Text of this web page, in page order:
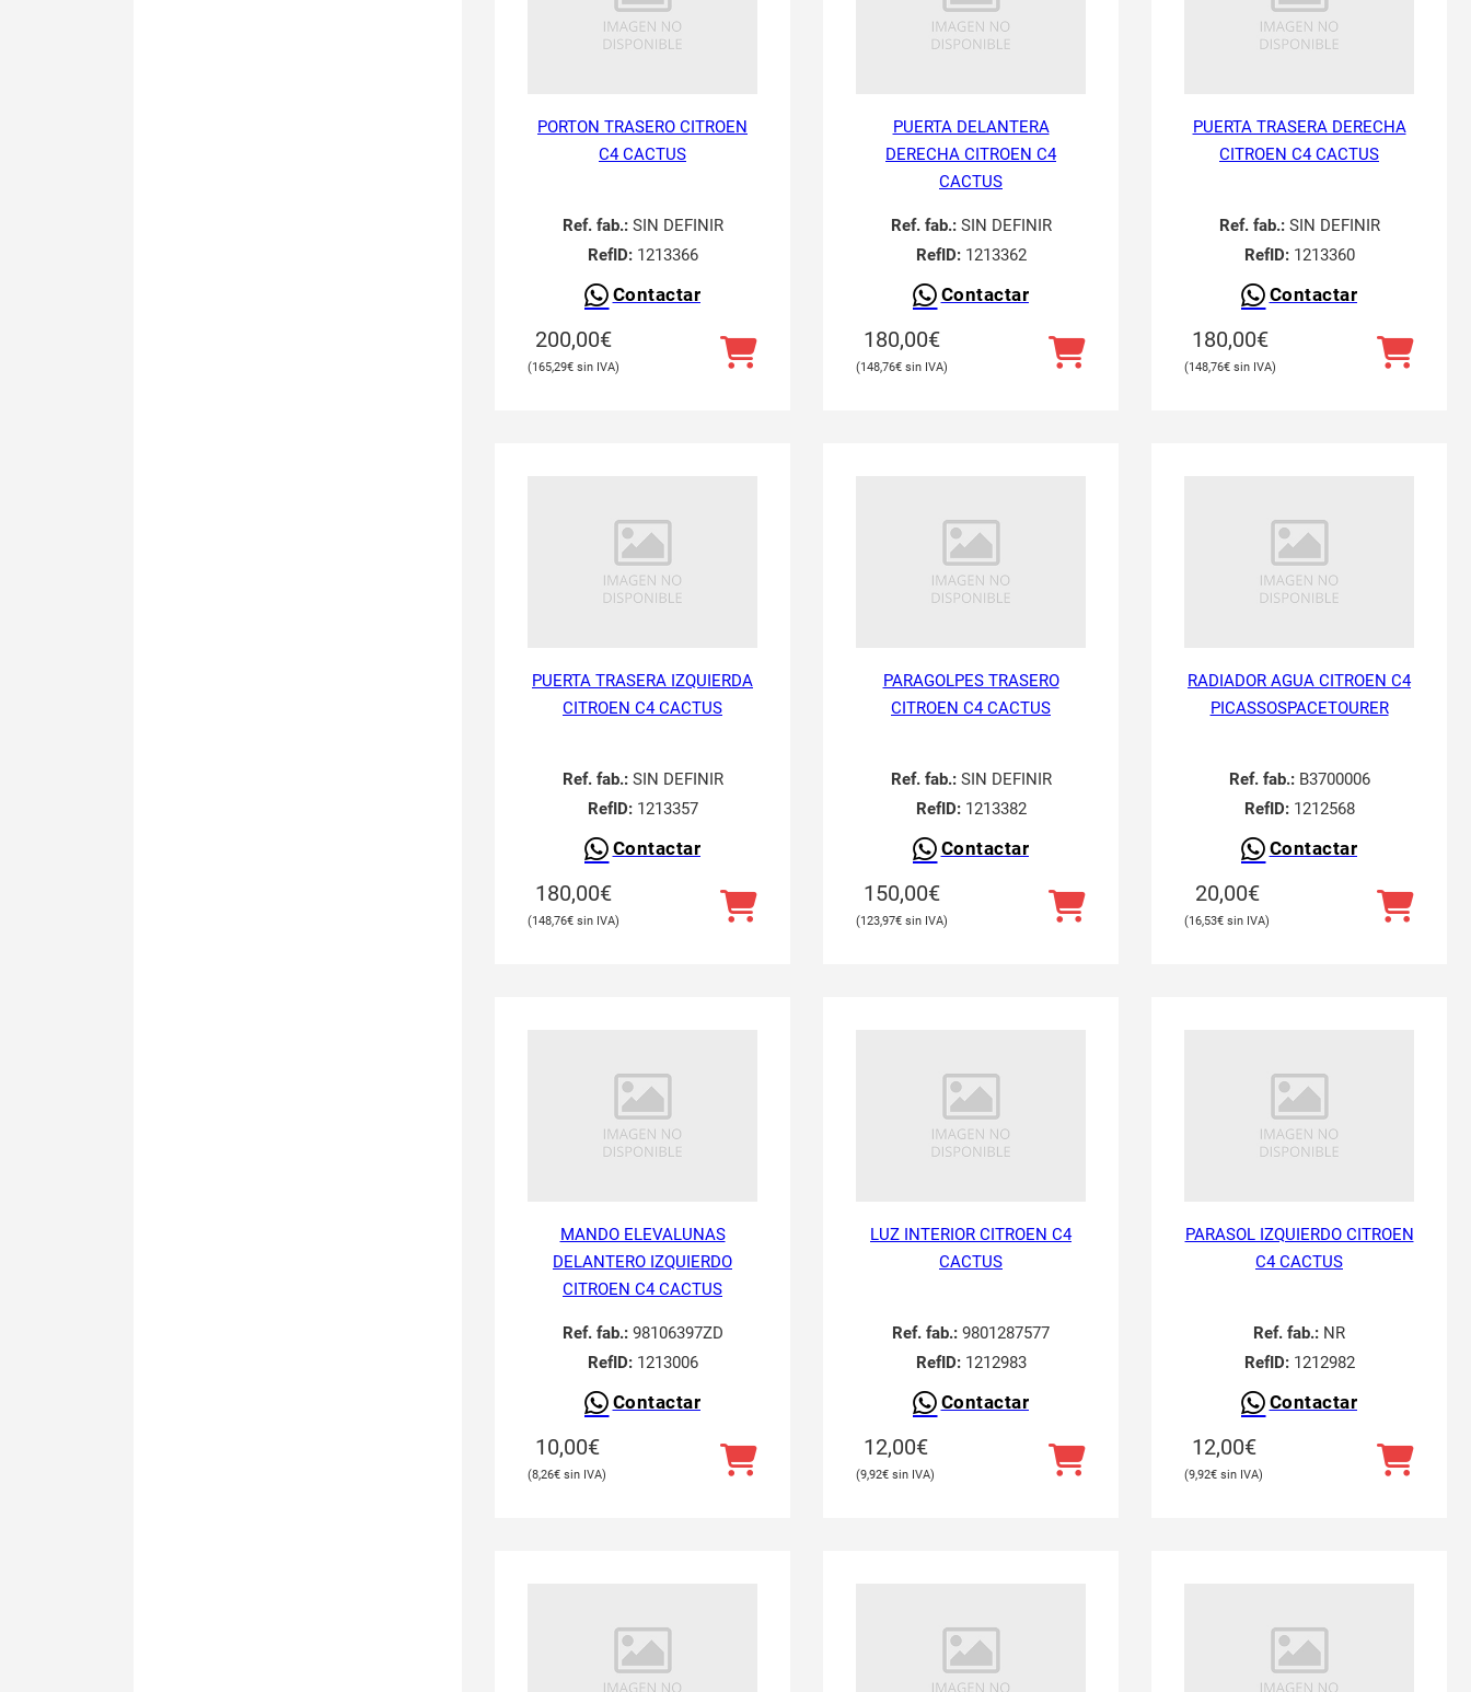
PORTON TRASERO CITROEN
C4 CACTUS
Ref. fab.:SIN DEFINIR
RefID:1213366
Contactar
200,00€
165,29€
PUERTA DELANTERA
DERECHA CITROEN C4
CACTUS
Ref. fab.:SIN DEFINIR
RefID:1213362
Contactar
180,00€
148,76€
PUERTA TRASERA DERECHA
CITROEN C4 CACTUS
Ref. fab.:SIN DEFINIR
RefID:1213360
Contactar
180,00€
148,76€
PUERTA TRASERA IZQUIERDA
CITROEN C4 CACTUS
Ref. fab.:SIN DEFINIR
RefID:1213357
Contactar
180,00€
148,76€
PARAGOLPES TRASERO
CITROEN C4 CACTUS
Ref. fab.:SIN DEFINIR
RefID:1213382
Contactar
150,00€
123,97€
RADIADOR AGUA CITROEN C4
PICASSOSPACETOURER
Ref. fab.:B3700006
RefID:1212568
Contactar
20,00€
16,53€
MANDO ELEVALUNAS
DELANTERO IZQUIERDO
CITROEN C4 CACTUS
Ref. fab.:98106397ZD
RefID:1213006
Contactar
10,00€
8,26€
LUZ INTERIOR CITROEN C4
CACTUS
Ref. fab.: 9801287577
RefID:1212983
Contactar
12,00€
9,92€
PARASOL IZQUIERDO CITROEN
C4 CACTUS
Ref. fab.: NR
RefID:1212982
Contactar
12,00€
9,92€